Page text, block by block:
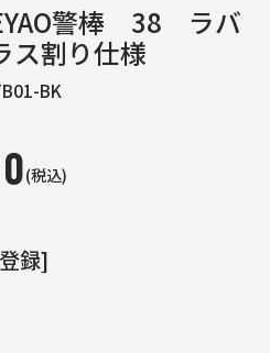
警棒 38 ラバ
割り仕様
BK
(税込)
録]